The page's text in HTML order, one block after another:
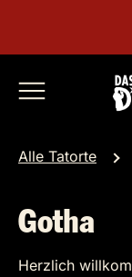
Alle Tatorte
Gotha
Herzlich